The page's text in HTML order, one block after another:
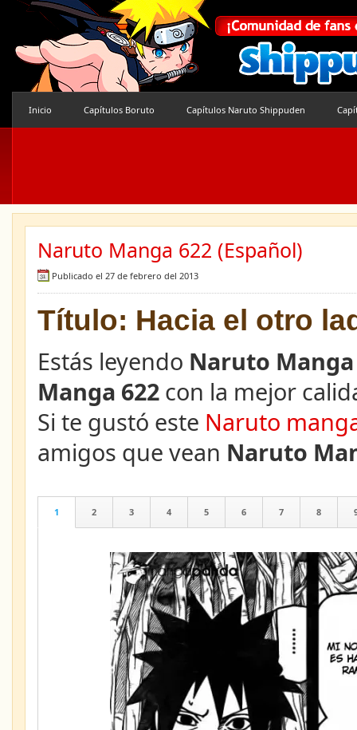
Inicio Capítulos Boruto Capítulos Naruto Shippuden
Naruto Manga 622 (Español)
Publicado el 27 de febrero del 2013
Título: Hacia el otro
Estás leyendo Naruto Manga
Manga 622 con la mejor
Si te gustó este Naruto
amigos que vean Naruto
1 2 3 4 5 6 7 8